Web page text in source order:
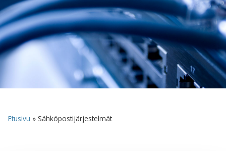
Etusivu » Sähköpostijärjestelmät